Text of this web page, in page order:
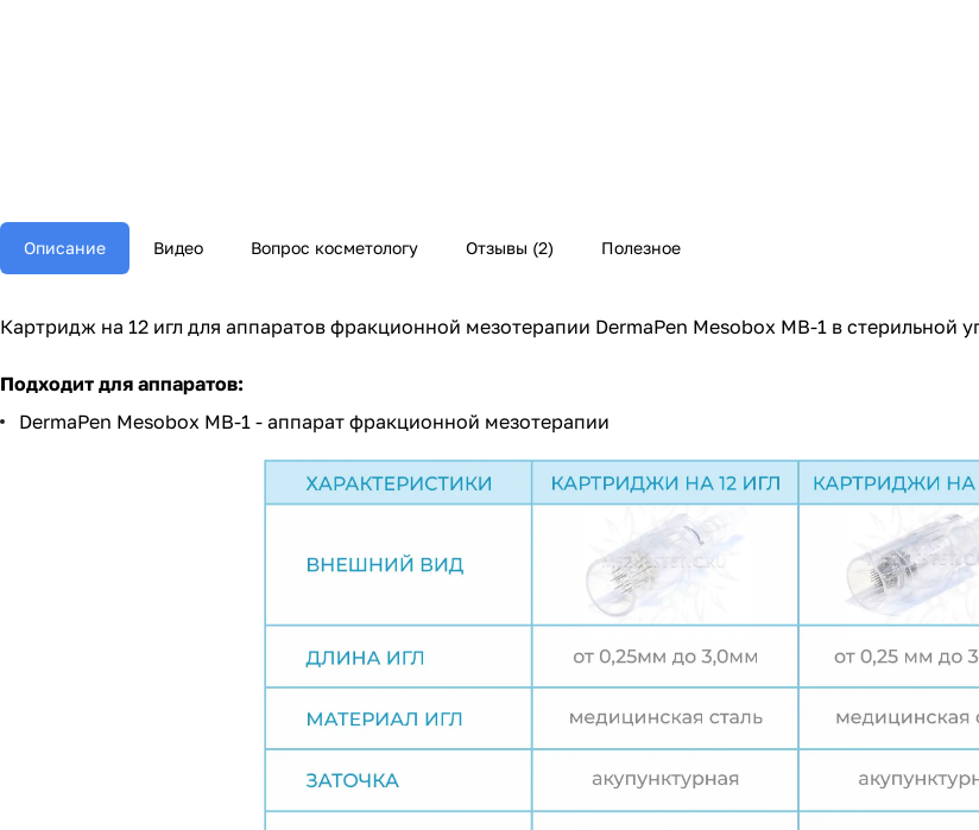
Описание Видео Вопрос косметологу Отзывы (2) Полезное
Картридж на 12 игл для аппаратов фракционной мезотерапии DermaPen Mesobox MB-1 в стерильной
Подходит для аппаратов:
DermaPen Mesobox MB-1 - аппарат фракционной мезотерапии